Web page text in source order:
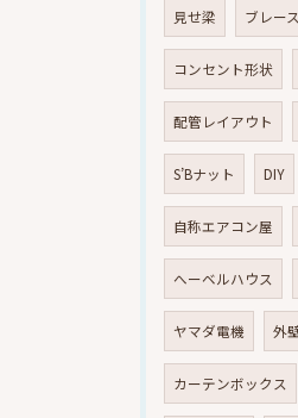
見せ梁 ブレース
コンセント形状
配管レイアウト
S’Bナット DIY
自称エアコン屋
へーベルハウス
ヤマダ電機 外
カーテンボックス